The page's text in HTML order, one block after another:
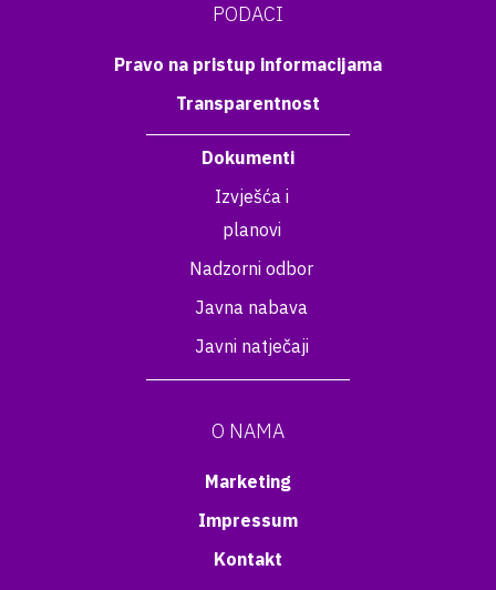
PODACI
Pravo na pristup informacijama
Transparentnost
Dokumenti
Izvješća i
planovi
Nadzorni odbor
Javna nabava
Javni natječaji
O NAMA
Marketing
Impressum
Kontakt